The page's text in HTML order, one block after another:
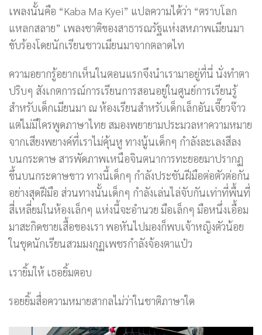
เพลงนั้นคือ “Kaba Ma Kyei” แปลความได้ว่า “ตราบโลก
แหลกสลาย” เพลงชาติของสาธารณรัฐแห่งสหภาพเมียนมา
ขับร้องโดยนักเรียนชาวเมียนมาจากตลาดไท
ความอยากรู้อยากเห็นในตอนแรกจึงนำเรามาอยู่ที่นี่ นั่งทำตา
ปริบๆ สังเกตการณ์การเรียนการสอนอยู่ในศูนย์การเรียนรู้
สำหรับเด็กเมียนมา ณ ห้องเรียนสำหรับเด็กเล็กอันเจี๊ยวจ๊าว
แต่ไม่มีใครพูดภาษาไทย สมองพยายามประมวลหาความหมาย
จากเสียงพยางค์ที่เราไม่คุ้นหู ทางนู้นเด็กๆ กำลังละเลงสีลง
บนกระดาษ สารพัดภาพเหนือจินตนาการทะยอยมาปรากฏ
ขึ้นบนกระดาษขาว ทางนี้เด็กๆ กำลังประชันฝีมือต่อตัวต่อกัน
อย่างสุดฝีมือ ส่วนทางนั้นเด็กๆ กำลังเล่นไล่จับกันเท่าที่พื้นที่
สี่เหลี่ยมในห้องเล็กๆ แห่งนี้จะอำนวย มือเล็กๆ มือหนึ่งเอื้อม
มาสะกิดชายเสื้อของเรา พอหันไปมองก็พบเจ้าหญิงตัวน้อย
ในชุดนักเรียนสวมมงกุฏเพชรกำลังจ้องตาแป๋ว
เรายิ้มให้ เธอยิ้มตอบ
รอยยิ้มสื่อความหมายสากลไม่ว่าในชาติภาษาใด